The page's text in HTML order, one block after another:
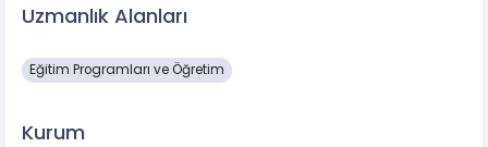
Uzmanlık Alanları
Eğitim Programları ve Öğretim
Kurum